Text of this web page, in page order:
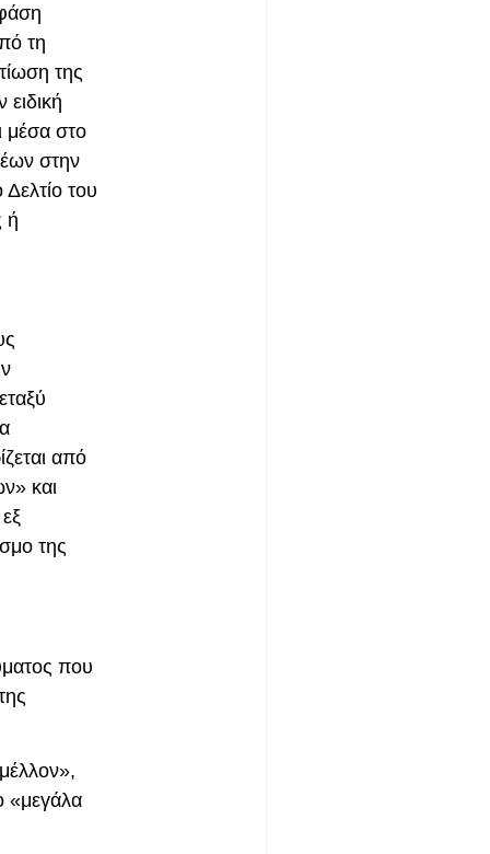
τη
της
μέσα στο
στην
του
ή
από
και
της
που
«μεγάλα